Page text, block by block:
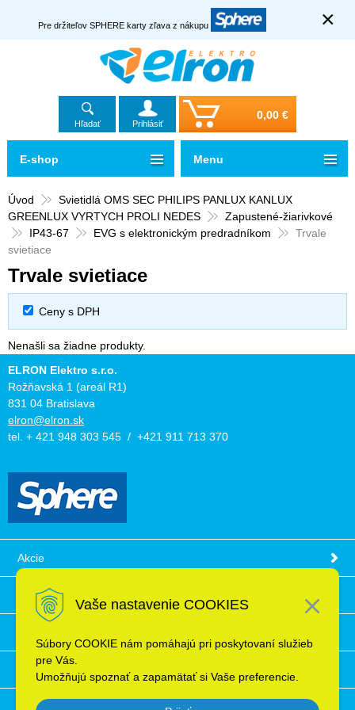
Vaše nastavenie COOKIES
Súbory COOKIE nám pomáhajú pri poskytovaní služieb
pre Vás.
Umožňujú spoznať a zapamätať si Vaše preferencie.
Pre držiteľov SPHERE karty zľava z nákupu ×
Hľadať Prihlásiť
0,00 €
Úvod
Svietidlá OMS SEC PHILIPS PANLUX KANLUX
GREENLUX VYRTYCH PROLI NEDES
Zapustené-žiarivkové
IP43-67
EVG s elektronickým predradníkom
Trvale
svietiace
Trvale svietiace
Ceny s DPH
Nenašli sa žiadne produkty.
E-shop Menu
ELRON Elektro s.r.o.
Rožňavská 1 (areál R1)
831 04 Bratislava
elron@elron.sk
tel. + 421 948 303 545 / +421 911 713 370
Akcie
Obchodné podmienky
Ochrana osobných údajov